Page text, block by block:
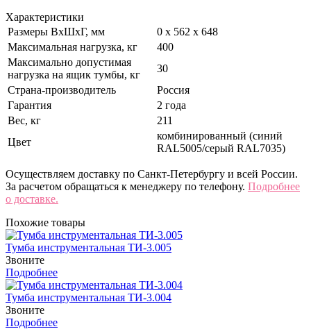
Характеристики
Размеры ВхШхГ, мм
0 x 562 x 648
Максимальная нагрузка, кг
400
Максимально допустимая
нагрузка на ящик тумбы, кг
30
Страна-производитель
Россия
Гарантия
2 года
Вес, кг
211
Цвет
комбинированный (синий
RAL5005/серый RAL7035)
Осуществляем доставку по Санкт-Петербургу и всей России.
За расчетом обращаться к менеджеру по телефону. Подробнее
о доставке.
Похожие товары
Тумба инструментальная ТИ-3.005
Звоните
Подробнее
Тумба инструментальная ТИ-3.004
Звоните
Подробнее